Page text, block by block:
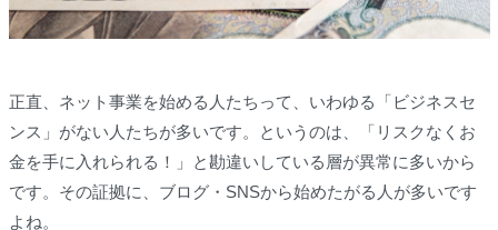
正直、ネット事業を始める人たちって、いわゆる「ビジネスセ
ンス」がない人たちが多いです。というのは、「リスクなくお
金を手に入れられる！」と勘違いしている層が異常に多いから
です。その証拠に、ブログ・SNSから始めたがる人が多いです
よね。